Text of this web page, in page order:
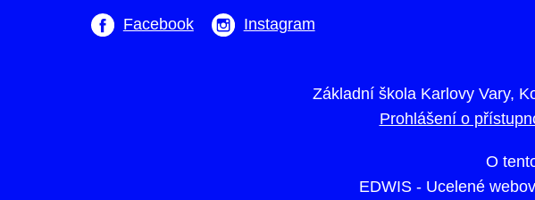
Facebook Instagram
Základní škola Karlovy Vary,
Prohlášení o
O
EDWIS - Ucelené